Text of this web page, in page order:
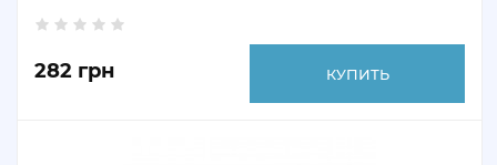
282 грн КУПИТЬ